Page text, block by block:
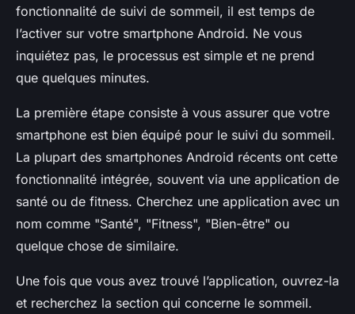
fonctionnalité de suivi de sommeil, il est temps de
l’activer sur votre smartphone Android. Ne vous
inquiétez pas, le processus est simple et ne prend
que quelques minutes.
La première étape consiste à vous assurer que votre
smartphone est bien équipé pour le suivi du sommeil.
La plupart des smartphones Android récents ont cette
fonctionnalité intégrée, souvent via une application de
santé ou de fitness. Cherchez une application avec un
nom comme "Santé", "Fitness", "Bien-être" ou
quelque chose de similaire.
Une fois que vous avez trouvé l’application, ouvrez-la
et recherchez la section qui concerne le sommeil.